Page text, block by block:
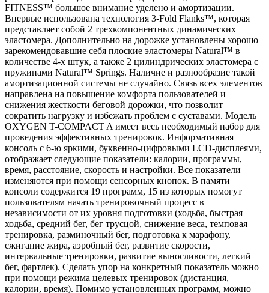
FITNESS™ большое внимание уделено и амортизации.
Впервые использована технология 3-Fold Flanks™, которая
представляет собой 2 трехкомпонентных динамических
эластомера. Дополнительно на дорожке установлены хорошо
зарекомендовавшие себя плоские эластомеры Natural™ в
количестве 4-х штук, а также 2 цилиндрических эластомера с
пружинами Natural™ Springs. Наличие и разнообразие такой
амортизационной системы не случайно. Связь всех элементов
направлена на повышение комфорта пользователей и
снижения жесткости беговой дорожки, что позволит
сократить нагрузку и избежать проблем с суставами. Модель
OXYGEN T-COMPACT A имеет весь необходимый набор для
проведения эффективных тренировок. Информативная
консоль с 6-ю яркими, буквенно-цифровыми LCD-дисплеями,
отображает следующие показатели: калории, программы,
время, расстояние, скорость и настройки. Все показатели
изменяются при помощи сенсорных кнопок. В памяти
консоли содержится 19 программ, 15 из которых помогут
пользователям начать тренировочный процесс в
независимости от их уровня подготовки (ходьба, быстрая
ходьба, средний бег, бег трусцой, снижение веса, темповая
тренировка, разминочный бег, подготовка к марафону,
сжигание жира, аэробный бег, развитие скорости,
интервальные тренировки, развитие выносливости, легкий
бег, фартлек). Сделать упор на конкретный показатель можно
при помощи режима целевых тренировок (дистанция,
калории, время). Помимо установленных программ, можно